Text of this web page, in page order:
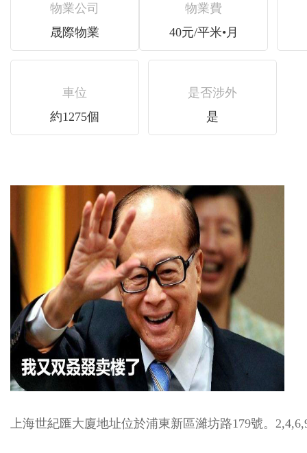
物業公司
晟際物業
物業費
40元/平米•月
車位
約1275個
是否涉外
是
上海世紀匯大廈地址位於浦東新區濰坊路179號。